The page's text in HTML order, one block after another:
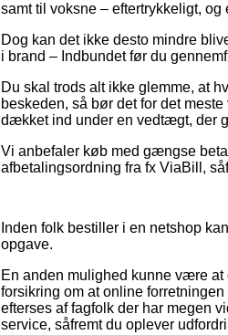
samt til voksne – eftertrykkeligt,
Dog kan det ikke desto mindre
i brand – Indbundet før du
Du skal trods alt ikke glemme, at
beskeden, så bør det for det
dækket ind under en vedtægt, der
Vi anbefaler køb med gængse
afbetalingsordning fra fx ViaBill,
Inden folk bestiller i en netshop
opgave.
En anden mulighed kunne være
forsikring om at online
efterses af fagfolk der har megen
service, såfremt du oplever